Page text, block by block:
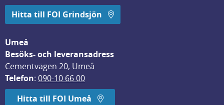
Hitta till FOI Grindsjön
Umeå
Besöks- och leveransadress
Cementvägen 20, Umeå
Telefon: 090-10 66 00
Hitta till FOI Umeå